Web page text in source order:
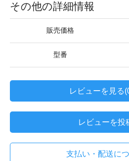
その他の詳細情報
販売価格
型番
レビューを見る
レビューを投
支払い・配送に